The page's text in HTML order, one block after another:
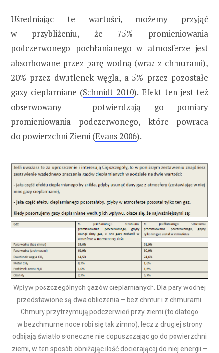
Uśredniając te wartości, możemy przyjąć
w przybliżeniu, że 75% promieniowania
podczerwonego pochłanianego w atmosferze jest
absorbowane przez parę wodną (wraz z chmurami),
20% przez dwutlenek węgla, a 5% przez pozostałe
gazy cieplarniane (Schmidt 2010). Efekt ten jest też
obserwowany – potwierdzają go pomiary
promieniowania podczerwonego, które powraca
do powierzchni Ziemi (Evans 2006).
Wpływ poszczególnych gazów cieplarnianych. Dla pary wodnej
przedstawione są dwa obliczenia – bez chmur i z chmurami.
Chmury przytrzymują podczerwień przy ziemi (to dlatego
w bezchmurne noce robi się tak zimno), lecz z drugiej strony
odbijają światło słoneczne nie dopuszczając go do powierzchni
ziemi, w ten sposób obniżając ilość docierającej do niej energii –